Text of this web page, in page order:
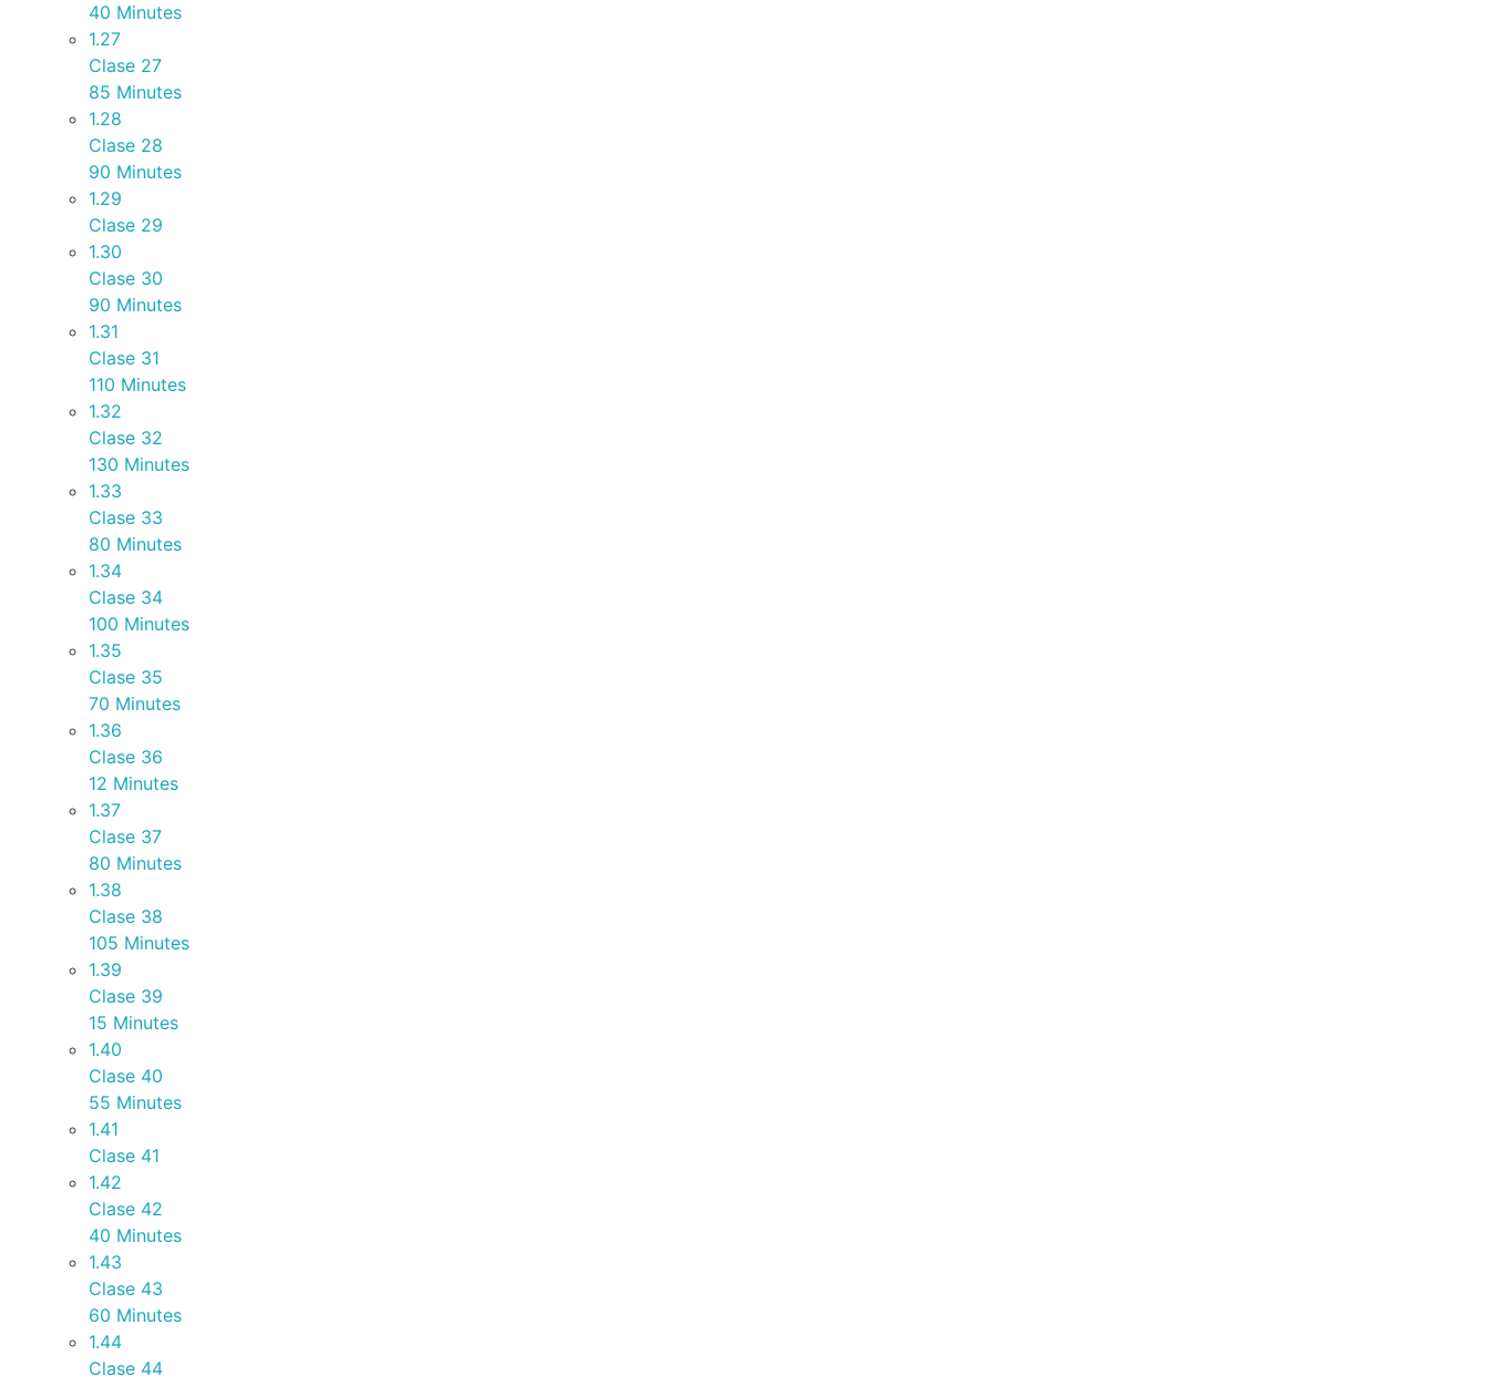
40 Minutes
1.27
Clase 27
85 Minutes
1.28
Clase 28
90 Minutes
1.29
Clase 29
1.30
Clase 30
90 Minutes
1.31
Clase 31
110 Minutes
1.32
Clase 32
130 Minutes
1.33
Clase 33
80 Minutes
1.34
Clase 34
100 Minutes
1.35
Clase 35
70 Minutes
1.36
Clase 36
12 Minutes
1.37
Clase 37
80 Minutes
1.38
Clase 38
105 Minutes
1.39
Clase 39
15 Minutes
1.40
Clase 40
55 Minutes
1.41
Clase 41
1.42
Clase 42
40 Minutes
1.43
Clase 43
60 Minutes
1.44
Clase 44